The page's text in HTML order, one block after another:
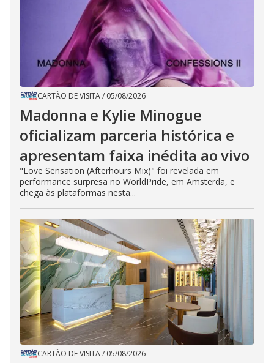
CARTÃO DE VISITA/ 05/08/2026
Madonna e Kylie Minogue
oficializam parceria histórica e
apresentam faixa inédita ao vivo
"Love Sensation (Afterhours Mix)" foi revelada em
performance surpresa no WorldPride, em Amsterdã, e
chega às plataformas nesta...
CARTÃO DE VISITA/ 05/08/2026